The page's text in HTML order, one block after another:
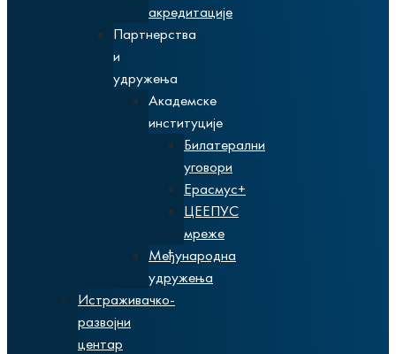
акредитације
Партнерства
и
удружења
Академске
институције
Билатерални
уговори
Ерасмус+
ЦЕЕПУС
мреже
Међународна
удружења
Истраживачко-
развојни
центар